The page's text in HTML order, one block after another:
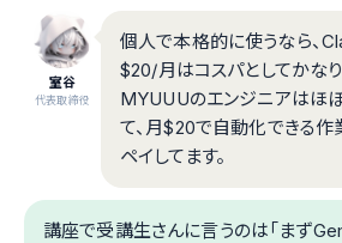
室谷
代表取締役
個人で本格的に使うなら、
$20/月はコスパとしてかな
MYUUUのエンジニアはほ
て、月$20で自動化できる
ペイしてます。
講座で受講生さんに言うのは「まず